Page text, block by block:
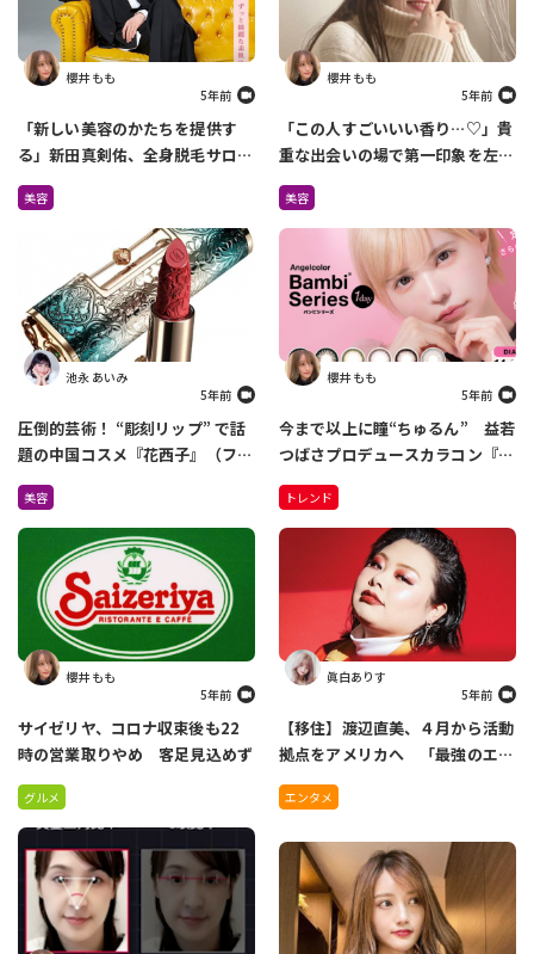
櫻井 もも
5年前
「新しい美容のかたちを提供す
る」新田真剣佑、全身脱毛サロン
を4月に2店舗オープン
美容
櫻井 もも
5年前
「この人すごいいい香り…♡」貴
重な出会いの場で第一印象を左右
しているのは『香り』だった
美容
池永 あいみ
5年前
圧倒的芸術！ “彫刻リップ” で話
題の中国コスメ『花西子』（ファ
ーシーズ）が日本上陸！
Amazonで先行販売中
美容
櫻井 もも
5年前
今まで以上に瞳“ちゅるん” 益若
つばさプロデュースカラコン『バ
ンビシリーズ』がリニューアル
トレンド
櫻井 もも
5年前
サイゼリヤ、コロナ収束後も22
時の営業取りやめ 客足見込めず
グルメ
眞白ありす
5年前
【移住】渡辺直美、４月から活動
拠点をアメリカへ 「最強のエン
ターテイナーになれるように」
エンタメ